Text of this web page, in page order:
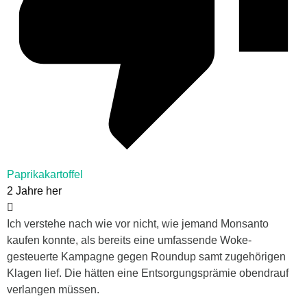
Paprikakartoffel
2 Jahre her
Ich verstehe nach wie vor nicht, wie jemand Monsanto
kaufen konnte, als bereits eine umfassende Woke-
gesteuerte Kampagne gegen Roundup samt zugehörigen
Klagen lief. Die hätten eine Entsorgungsprämie obendrauf
verlangen müssen.